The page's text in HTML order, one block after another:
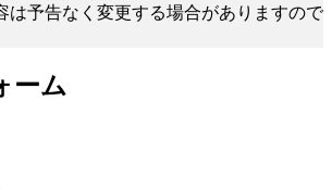
予告なく変更する場合がありますので
ーム